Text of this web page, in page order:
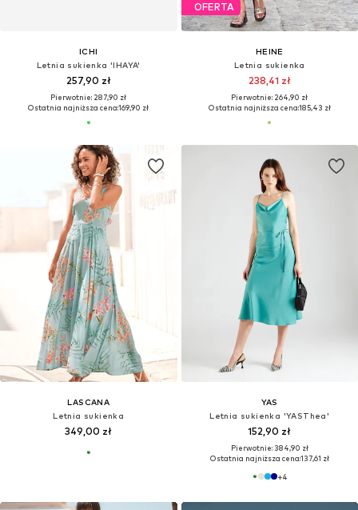
ICHI
Letnia sukienka 'IHAYA'
257,90 zł
Pierwotnie: 287,90 zł
Ostatnia najniższa cena:169,90 zł
OFERTA
HEINE
Letnia sukienka
238,41 zł
Pierwotnie: 264,90 zł
Ostatnia najniższa cena:185,43 zł
LASCANA
Letnia sukienka
349,00 zł
YAS
Letnia sukienka 'YASThea'
152,90 zł
Pierwotnie: 384,90 zł
Ostatnia najniższa cena:137,61 zł
+4